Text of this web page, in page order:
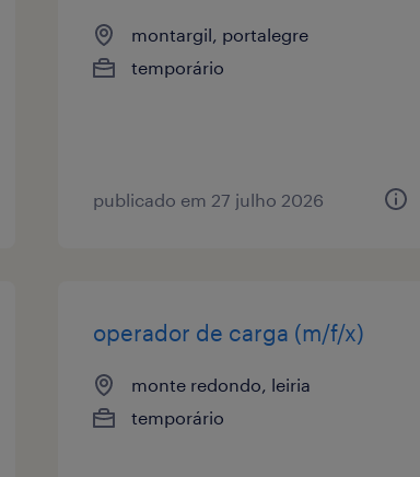
montargil, portalegre
temporário
publicado em 27 julho 2026
operador de carga (m/f/x)
monte redondo, leiria
temporário